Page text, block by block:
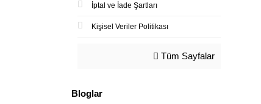
İptal ve İade Şartları
Kişisel Veriler Politikası
Tüm Sayfalar
Bloglar